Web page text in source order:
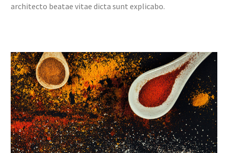
architecto beatae vitae dicta sunt explicabo.